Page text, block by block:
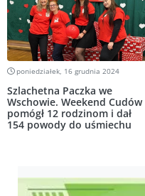
poniedziałek, 16 grudnia 2024
Szlachetna Paczka we
Wschowie. Weekend Cudów
pomógł 12 rodzinom i dał
154 powody do uśmiechu